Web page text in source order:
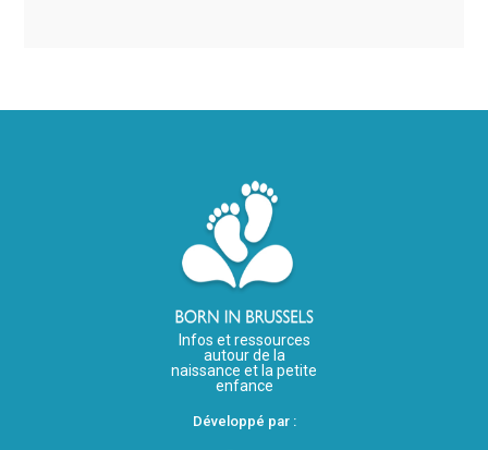
Infos et ressources
autour de la
naissance et la petite
enfance
Développé par :